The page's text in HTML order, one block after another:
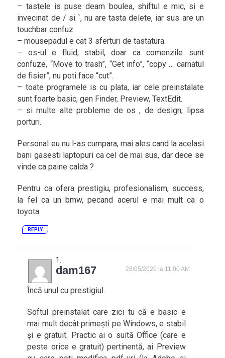
– tastele is puse deam boulea, shiftul e mic, si e
invecinat de / si `, nu are tasta delete, iar sus are un
touchbar confuz.
– mousepadul e cat 3 sferturi de tastatura.
– os-ul e fluid, stabil, doar ca comenzile sunt
confuze, “Move to trash”, “Get info”, “copy … carnatul
de fisier”, nu poti face “cut”.
– toate programele is cu plata, iar cele preinstalate
sunt foarte basic, gen Finder, Preview, TextEdit.
– si multe alte probleme de os , de design, lipsa
porturi.
Personal eu nu l-as cumpara, mai ales cand la acelasi
bani gasesti laptopuri ca cel de mai sus, dar dece se
vinde ca paine calda ?
Pentru ca ofera prestigiu, profesionalism, success,
la fel ca un bmw, pecand acerul e mai mult ca o
toyota.
REPLY
dam167 28/05/2020 la 11:00 AM
Încă unul cu prestigiul.
Softul preinstalat care zici tu că e basic e
mai mult decât primești pe Windows, e stabil
și e gratuit. Practic ai o suită Office (care e
peste orice e gratuit) pertinentă, ai Preview